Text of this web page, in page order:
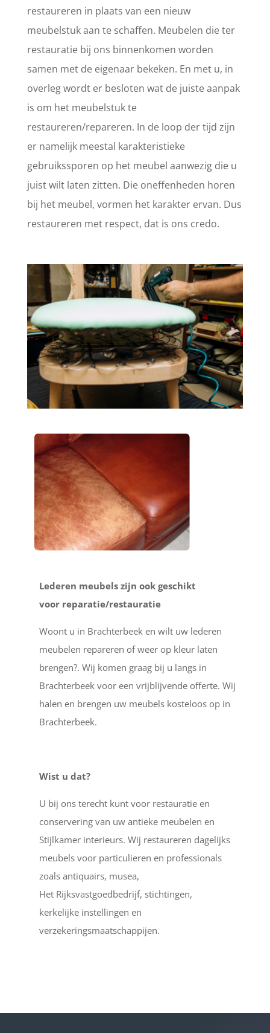
restaureren in plaats van een nieuw
meubelstuk aan te schaffen. Meubelen die ter
restauratie bij ons binnenkomen worden
samen met de eigenaar bekeken. En met u, in
overleg wordt er besloten wat de juiste aanpak
is om het meubelstuk te
restaureren/repareren. In de loop der tijd zijn
er namelijk meestal karakteristieke
gebruikssporen op het meubel aanwezig die u
juist wilt laten zitten. Die oneffenheden horen
bij het meubel, vormen het karakter ervan. Dus
restaureren met respect, dat is ons credo.
Lederen meubels zijn ook geschikt
voor reparatie/restauratie
Woont u in Brachterbeek en wilt uw lederen
meubelen repareren of weer op kleur laten
brengen?. Wij komen graag bij u langs in
Brachterbeek voor een vrijblijvende offerte. Wij
halen en brengen uw meubels kosteloos op in
Brachterbeek.
Wist u dat?
U bij ons terecht kunt voor restauratie en
conservering van uw antieke meubelen en
Stijlkamer interieurs. Wij restaureren dagelijks
meubels voor particulieren en professionals
zoals antiquairs, musea,
Het Rijksvastgoedbedrijf, stichtingen,
kerkelijke instellingen en
verzekeringsmaatschappijen.